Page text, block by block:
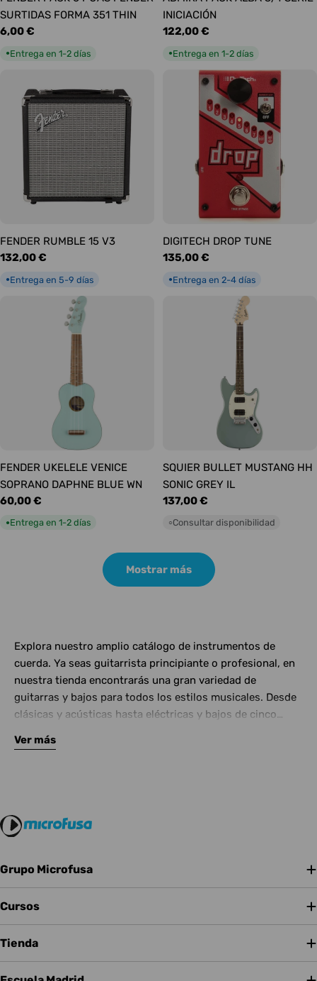
SURTIDAS FORMA 351 THIN
Precio
6,00 €
●Entrega en 1-2 días
INICIACIÓN
Precio
122,00 €
●Entrega en 1-2 días
FENDER RUMBLE 15 V3
Precio
132,00 €
●Entrega en 5-9 días
DIGITECH DROP TUNE
Precio
135,00 €
●Entrega en 2-4 días
FENDER UKELELE VENICE
SOPRANO DAPHNE BLUE WN
Precio
habitual
60,00 €
●Entrega en 1-2 días
SQUIER BULLET MUSTANG HH
SONIC GREY IL
Precio
habitual
137,00 €
○Consultar disponibilidad
Mostrar más
Explora nuestro amplio catálogo de instrumentos de
cuerda. Ya seas guitarrista principiante o profesional, en
nuestra tienda encontrarás una gran variedad de
guitarras y bajos para todos los estilos musicales. Desde
clásicas y acústicas hasta eléctricas y bajos de cinco
Complementa tu instrumento con amplificadores de
Ver más
Grupo Microfusa
Cursos
Tienda